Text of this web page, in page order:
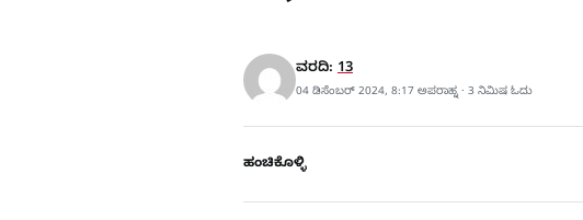
ವರದಿ: 13
04 ಡಿಸೆಂಬರ್ 2024, 8:17 ಅಪರಾಹ್ನ · 3 ನಿಮಿಷ ಓದು
ಹಂಚಿಕೊಳ್ಳಿ